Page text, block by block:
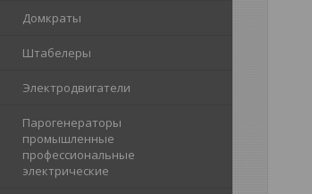
Домкраты
Штабелеры
Электродвигатели
Парогенераторы
промышленные
профессиональные
электрические